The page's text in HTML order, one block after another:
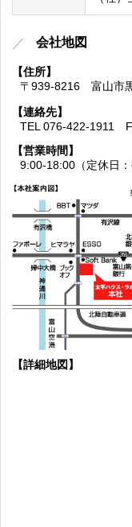
会社地図
【住所】
〒939-8216 富山市
【連絡先】
TEL 076-422-1911
【営業時間】
9:00-18:00（定休日：
【詳細地図】